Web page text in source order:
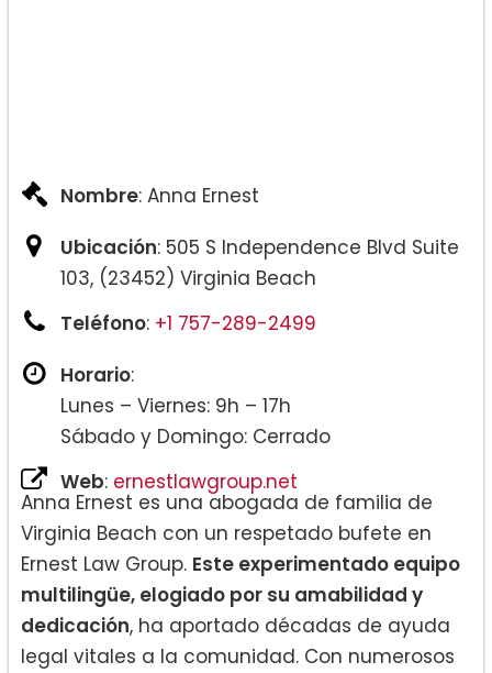
Nombre: Anna Ernest
Ubicación: 505 S Independence Blvd Suite
103, (23452) Virginia Beach
Teléfono: +1 757-289-2499
Horario:
Lunes – Viernes: 9h – 17h
Sábado y Domingo: Cerrado
Web: ernestlawgroup.net
Anna Ernest es una abogada de familia de
Virginia Beach con un respetado bufete en
Ernest Law Group. Este experimentado equipo
multilingüe, elogiado por su amabilidad y
dedicación, ha aportado décadas de ayuda
legal vitales a la comunidad. Con numerosos